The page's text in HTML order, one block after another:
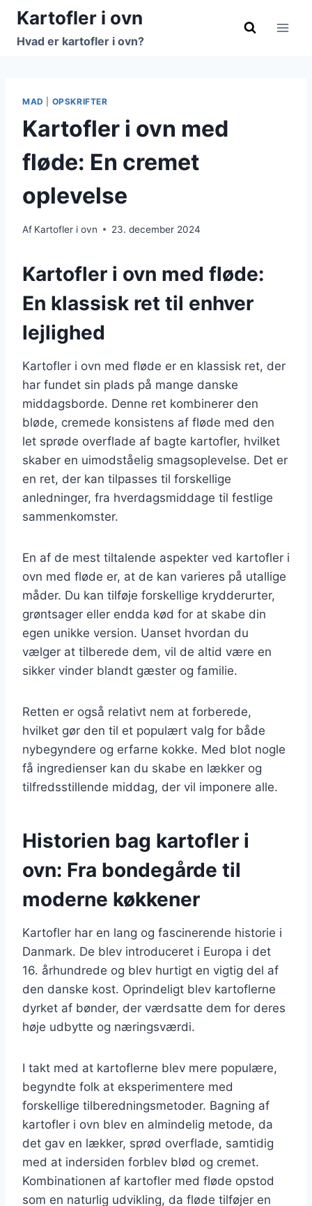
Fortsæt
indhold
Kartofler i ovn
Hvad er kartofler i ovn?
MAD OPSKRIFTER
Kartofler i ovn med
fløde: En cremet
oplevelse
Af Kartofler i ovn 23. december 2024
Kartofler i ovn med fløde:
En klassisk ret til enhver
lejlighed
Kartofler i ovn med fløde er en klassisk ret, der
har fundet sin plads på mange danske
middagsborde. Denne ret kombinerer den
bløde, cremede konsistens af fløde med den
let sprøde overflade af bagte kartofler, hvilket
skaber en uimodståelig smagsoplevelse. Det er
en ret, der kan tilpasses til forskellige
anledninger, fra hverdagsmiddage til festlige
sammenkomster.
En af de mest tiltalende aspekter ved kartofler i
ovn med fløde er, at de kan varieres på utallige
måder. Du kan tilføje forskellige krydderurter,
grøntsager eller endda kød for at skabe din
egen unikke version. Uanset hvordan du
vælger at tilberede dem, vil de altid være en
sikker vinder blandt gæster og familie.
Retten er også relativt nem at forberede,
hvilket gør den til et populært valg for både
nybegyndere og erfarne kokke. Med blot nogle
få ingredienser kan du skabe en lækker og
tilfredsstillende middag, der vil imponere alle.
Historien bag kartofler i
ovn: Fra bondegårde til
moderne køkkener
Kartofler har en lang og fascinerende historie i
Danmark. De blev introduceret i Europa i det
16. århundrede og blev hurtigt en vigtig del af
den danske kost. Oprindeligt blev kartoflerne
dyrket af bønder, der værdsatte dem for deres
høje udbytte og næringsværdi.
I takt med at kartoflerne blev mere populære,
begyndte folk at eksperimentere med
forskellige tilberedningsmetoder. Bagning af
kartofler i ovn blev en almindelig metode, da
det gav en lækker, sprød overflade, samtidig
med at indersiden forblev blød og cremet.
Kombinationen af kartofler med fløde opstod
som en naturlig udvikling, da fløde tilføjer en